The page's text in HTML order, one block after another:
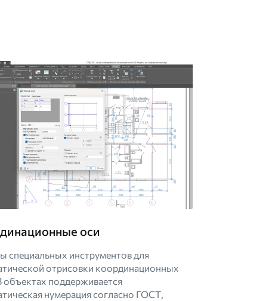
оси
специальных инструментов для
отрисовки координационных
объектах поддерживается
нумерация согласно ГОСТ,